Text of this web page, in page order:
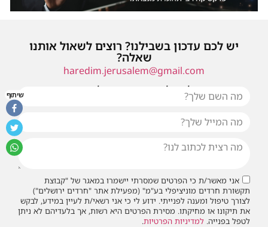
יש לכם עדכון בשבילנו? רוצים לשאול אותנו
שאלה?
haredim.jerusalem@gmail.com
או שילחו אלינו פנייה ונחזור אליכם בהקדם
אני מאשר/ת כי הפרטים שמסרתי יישמרו במאגר של "קבוצת
תקשורת חרדים מוניציפלי בע"מ" (מפעילת אתר "חרדים ירושלים")
לצורך טיפול ומענה לפנייתי. ידוע לי כי אני רשאי/ת לעיין במידע, לבקש
את תיקונו או מחיקתו. מסירת הפרטים היא רשות, אך בלעדיהם לא ניתן
לטפל בפנייה. למדיניות הפרטיות.
שיתוף